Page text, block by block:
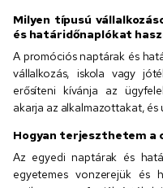
Milyen típusú
és határidőnaplókat
A promóciós naptárak és
vállalkozás, iskola vagy
erősíteni kívánja az
akarja az alkalmazottakat,
Hogyan terjeszthetem a
Az egyedi naptárak és
egyetemes vonzerejük és